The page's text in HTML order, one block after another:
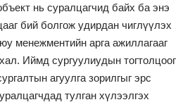
нь суралцагчид байх ба энэ
бий болгож удирдан чиглүүлэх
менежментийн арга ажиллагааг
Иймд сургуулиудын тогтолцоог
агуулга зорилгыг эрс
тулган хүлээлгэх